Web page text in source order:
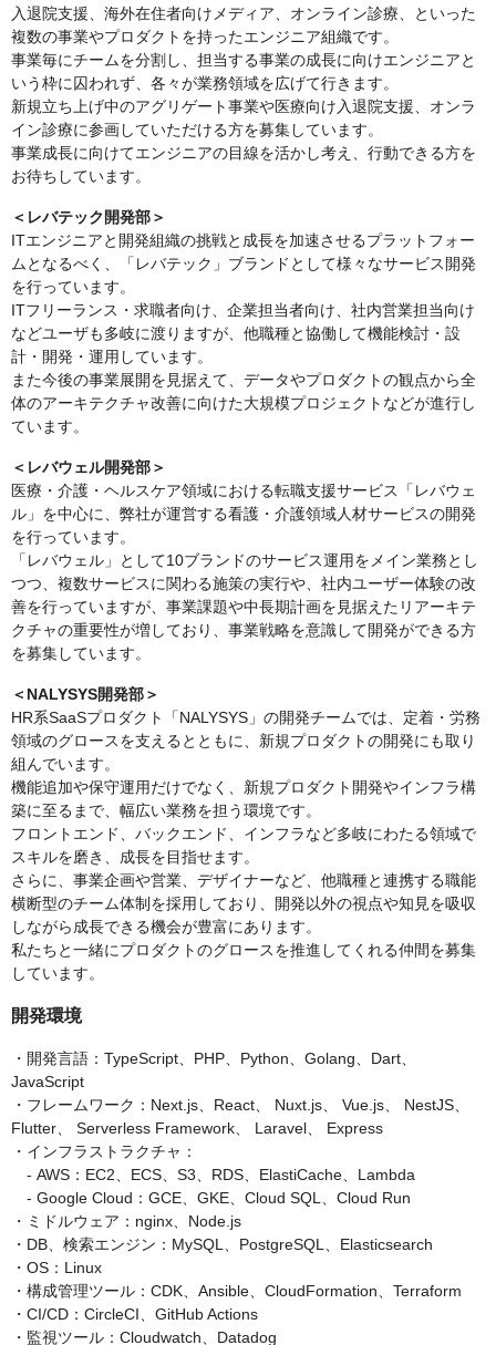
入退院支援、海外在住者向けメディア、オンライン診療、といった
複数の事業やプロダクトを持ったエンジニア組織です。
事業毎にチームを分割し、担当する事業の成長に向けエンジニアと
いう枠に囚われず、各々が業務領域を広げて行きます。
新規立ち上げ中のアグリゲート事業や医療向け入退院支援、オンラ
イン診療に参画していただける方を募集しています。
事業成長に向けてエンジニアの目線を活かし考え、行動できる方を
お待ちしています。
＜レバテック開発部＞
ITエンジニアと開発組織の挑戦と成長を加速させるプラットフォー
ムとなるべく、「レバテック」ブランドとして様々なサービス開発
を行っています。
ITフリーランス・求職者向け、企業担当者向け、社内営業担当向け
などユーザも多岐に渡りますが、他職種と協働して機能検討・設
計・開発・運用しています。
また今後の事業展開を見据えて、データやプロダクトの観点から全
体のアーキテクチャ改善に向けた大規模プロジェクトなどが進行し
ています。
＜レバウェル開発部＞
医療・介護・ヘルスケア領域における転職支援サービス「レバウェ
ル」を中心に、弊社が運営する看護・介護領域人材サービスの開発
を行っています。
「レバウェル」として10ブランドのサービス運用をメイン業務とし
つつ、複数サービスに関わる施策の実行や、社内ユーザー体験の改
善を行っていますが、事業課題や中長期計画を見据えたリアーキテ
クチャの重要性が増しており、事業戦略を意識して開発ができる方
を募集しています。
＜NALYSYS開発部＞
HR系SaaSプロダクト「NALYSYS」の開発チームでは、定着・労務
領域のグロースを支えるとともに、新規プロダクトの開発にも取り
組んでいます。
機能追加や保守運用だけでなく、新規プロダクト開発やインフラ構
築に至るまで、幅広い業務を担う環境です。
フロントエンド、バックエンド、インフラなど多岐にわたる領域で
スキルを磨き、成長を目指せます。
さらに、事業企画や営業、デザイナーなど、他職種と連携する職能
横断型のチーム体制を採用しており、開発以外の視点や知見を吸収
しながら成長できる機会が豊富にあります。
私たちと一緒にプロダクトのグロースを推進してくれる仲間を募集
しています。
開発環境
・開発言語：TypeScript、PHP、Python、Golang、Dart、
JavaScript
・フレームワーク：Next.js、React、 Nuxt.js、 Vue.js、 NestJS、
Flutter、 Serverless Framework、 Laravel、 Express
・インフラストラクチャ：
- AWS：EC2、ECS、S3、RDS、ElastiCache、Lambda
- Google Cloud：GCE、GKE、Cloud SQL、Cloud Run
・ミドルウェア：nginx、Node.js
・DB、検索エンジン：MySQL、PostgreSQL、Elasticsearch
・OS：Linux
・構成管理ツール：CDK、Ansible、CloudFormation、Terraform
・CI/CD：CircleCI、GitHub Actions
・監視ツール：Cloudwatch、Datadog